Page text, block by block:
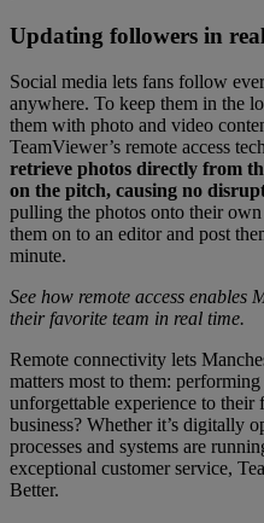
Updating followers in
Social media lets fans follow
anywhere. To keep them in the
them with photo and video
TeamViewer’s remote access
retrieve photos directly from
on the pitch, causing no
pulling the photos onto their
them on to an editor and post
minute.
See how remote access enables
their favorite team in real time.
Remote connectivity lets
matters most to them:
unforgettable experience to their
business? Whether it’s digitally
processes and systems are
exceptional customer service,
Better.